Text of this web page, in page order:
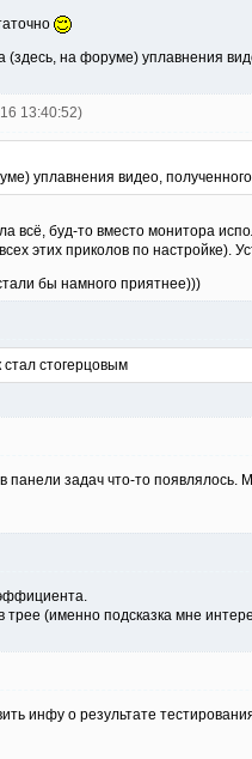
на форуме) уплавнения
13:40:52)
уплавнения видео, полученного
всё, буд-то вместо монитора
этих приколов по настройке).
бы намного приятнее)))
стогерцовым
задач что-то появлялось.
(именно подсказка мне
инфу о результате